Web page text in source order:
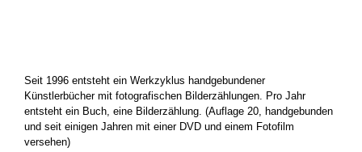
Seit 1996 entsteht ein Werkzyklus handgebundener
Künstlerbücher mit fotografischen Bilderzählungen. Pro Jahr
entsteht ein Buch, eine Bilderzählung. (Auflage 20, handgebunden
und seit einigen Jahren mit einer DVD und einem Fotofilm
versehen)